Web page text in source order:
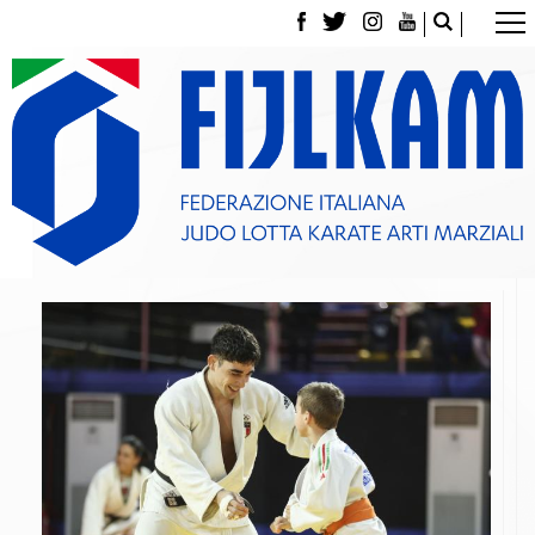
La Federazione
Tesseramento
Contatti
Norme e modulistica Affiliazioni e Tesseramenti
Classifica Società Sportive con più di 100 atleti
tesserati
Gare e Risultati
Archivio eventi
Dove siamo
Media
Partners
Trasparenza
Judo
La disciplina
News
Attività Didattica